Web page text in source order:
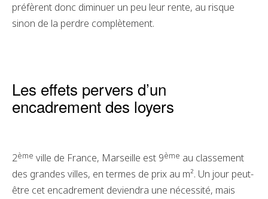
préfèrent donc diminuer un peu leur rente, au risque
sinon de la perdre complètement.
Les effets pervers d’un
encadrement des loyers
2ème ville de France, Marseille est 9ème au classement
des grandes villes, en termes de prix au m². Un jour peut-
être cet encadrement deviendra une nécessité, mais